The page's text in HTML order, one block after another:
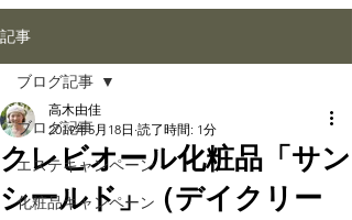
記事
ブログ記事
エステキャンペーン
化粧品キャンペーン
ブログ記事
クレビオール化粧品「サン
シールド」（デイクリー
高木由佳
2019年5月18日 読了時間: 1分